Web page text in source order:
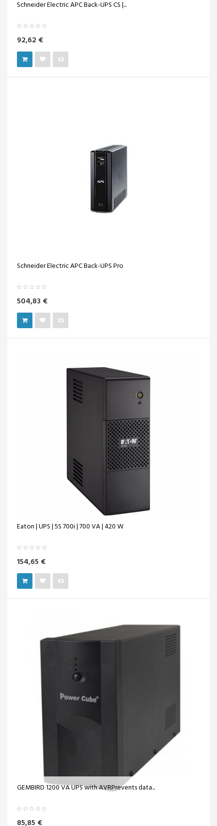
Schneider Electric APC Back-UPS CS |...
92,62 €
Schneider Electric APC Back-UPS Pro
504,83 €
Eaton | UPS | 5S 700i | 700 VA | 420 W
154,65 €
GEMBIRD 1200 VA UPS with AVRPrevents data...
85,85 €